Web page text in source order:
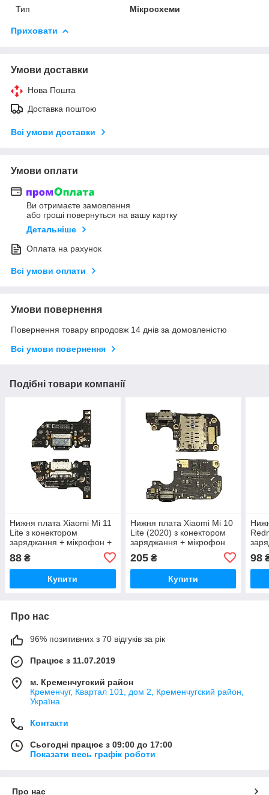
Тип
Мікросхеми
Приховати
Умови доставки
Нова Пошта
Доставка поштою
Всі умови доставки
Умови оплати
Ви отримаєте замовлення
або гроші повернуться на вашу картку
Детальніше
Оплата на рахунок
Всі умови оплати
Умови повернення
Повернення товару впродовж 14 днів за домовленістю
Всі умови повернення
Подібні товари компанії
Нижня плата Xiaomi Mi 11
Lite з конектором
заряджання + мікрофон +
88 ₴
Купити
Нижня плата Xiaomi Mi 10
Lite (2020) з конектором
заряджання + мікрофон
205₴
Купити
98
Про нас
96% позитивних з 70 відгуків за рік
Працює з 11.07.2019
м. Кременчугский район
Кременчуг, Квартал 101, дом 2, Кременчугский район,
Україна
Контакти
Сьогодні працює з 09:00 до 17:00
Показати весь графік роботи
Про нас